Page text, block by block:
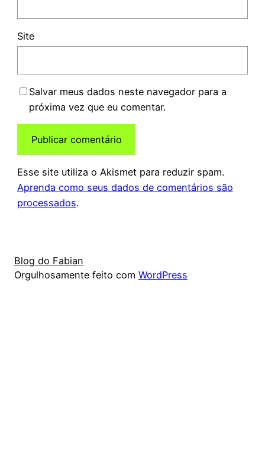
Site
Salvar meus dados neste navegador para a
próxima vez que eu comentar.
Esse site utiliza o Akismet para reduzir spam.
Aprenda como seus dados de comentários são
processados.
Blog do Fabian
Orgulhosamente feito com WordPress